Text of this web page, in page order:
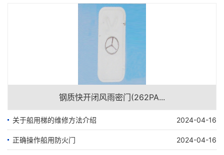
钢质快开闭风雨密门(262PA...
关于船用梯的维修方法介绍 2024-04-16
正确操作船用防火门 2024-04-16